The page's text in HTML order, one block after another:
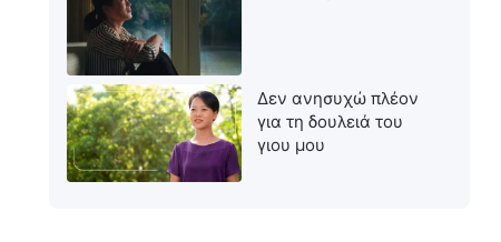
Δεν ανησυχώ πλέον
για τη δουλειά του
γιου μου